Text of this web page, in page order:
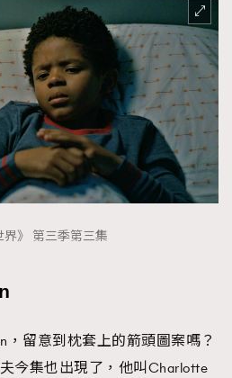
界》 第三季第三集
，留意到枕套上的箭頭圖案嗎？
今集也出現了，他叫Charlotte